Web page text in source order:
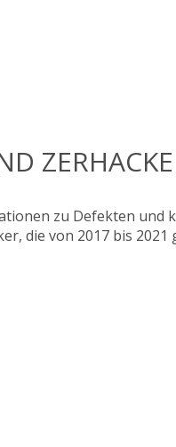
zu Defekten und
die von 2017 bis 2021